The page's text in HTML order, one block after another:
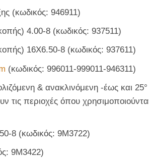
(κωδικός: 946911)
4.00-8 (κωδικός: 937511)
16X6.50-8 (κωδικός: 937611)
(κωδικός: 996011-999011-946311)
& ανακλινόμενη -έως και
τις περιοχές όπου
8 (κωδικός: 9M3722)
9M3422)